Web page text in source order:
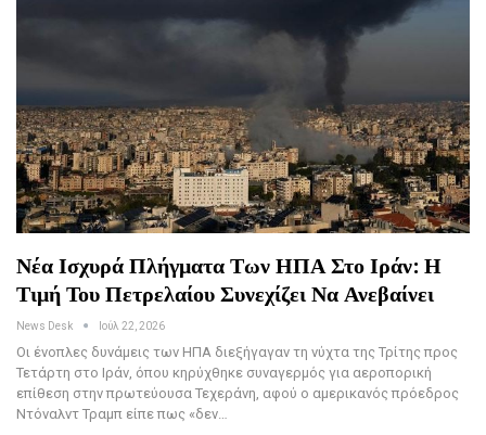
Νέα Ισχυρά Πλήγματα Των ΗΠΑ Στο Ιράν: Η
Τιμή Του Πετρελαίου Συνεχίζει Να Ανεβαίνει
News Desk Ιούλ 22, 2026
Οι ένοπλες δυνάμεις των ΗΠΑ διεξήγαγαν τη νύχτα της Τρίτης προς
Τετάρτη στο Ιράν, όπου κηρύχθηκε συναγερμός για αεροπορική
επίθεση στην πρωτεύουσα Τεχεράνη, αφού ο αμερικανός πρόεδρος
Ντόναλντ Τραμπ είπε πως «δεν…